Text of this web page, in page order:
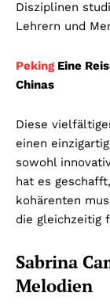
Disziplinen
Lehrern und
Peking Eine
Chinas
Diese
einen
sowohl
hat es
kohärenten
die gleichzeitig
Sabrina
Melodien